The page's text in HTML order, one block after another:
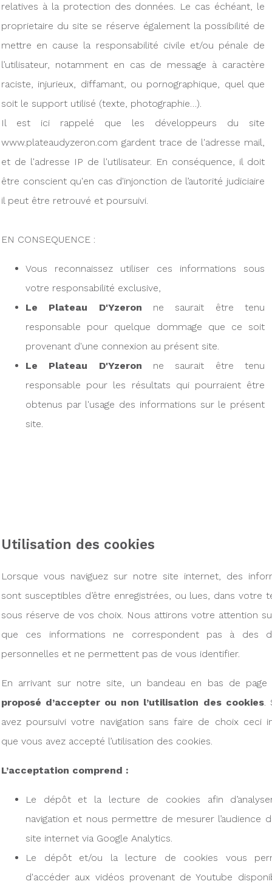
relatives à la protection des données. Le cas échéant, le
proprietaire du site se réserve également la possibilité de
mettre en cause la responsabilité civile et/ou pénale de
l’utilisateur, notamment en cas de message à caractère
raciste, injurieux, diffamant, ou pornographique, quel que
soit le support utilisé (texte, photographie…).
Il est ici rappelé que les développeurs du site
www.plateaudyzeron.com gardent trace de l'adresse mail,
et de l'adresse IP de l'utilisateur. En conséquence, il doit
être conscient qu'en cas d'injonction de l’autorité judiciaire
il peut être retrouvé et poursuivi.
EN CONSEQUENCE :
Vous reconnaissez utiliser ces informations sous
votre responsabilité exclusive,
Le Plateau D'Yzeron ne saurait être tenu
responsable pour quelque dommage que ce soit
provenant d'une connexion au présent site.
Le Plateau D'Yzeron ne saurait être tenu
responsable pour les résultats qui pourraient être
obtenus par l'usage des informations sur le présent
site.
Utilisation des cookies
Lorsque vous naviguez sur notre site internet, des
sont susceptibles d’être enregistrées, ou lues, dans votre
sous réserve de vos choix. Nous attirons votre attention
que ces informations ne correspondent pas à des
personnelles et ne permettent pas de vous identifier.
En arrivant sur notre site, un bandeau en bas de page
proposé d’accepter ou non l’utilisation des cookies.
avez poursuivi votre navigation sans faire de choix ceci
que vous avez accepté l’utilisation des cookies.
L’acceptation comprend :
Le dépôt et la lecture de cookies afin
navigation et nous permettre de mesurer l’audience
site internet via Google Analytics.
Le dépôt et/ou la lecture de cookies vous
d'accéder aux vidéos provenant de Youtube